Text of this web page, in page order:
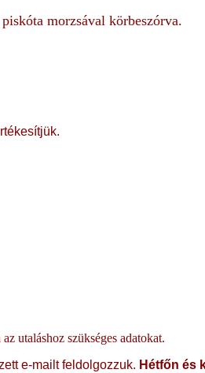
morzsával körbeszórva.
utaláshoz szükséges adatokat.
e-mailt feldolgozzuk. Hétfőn és